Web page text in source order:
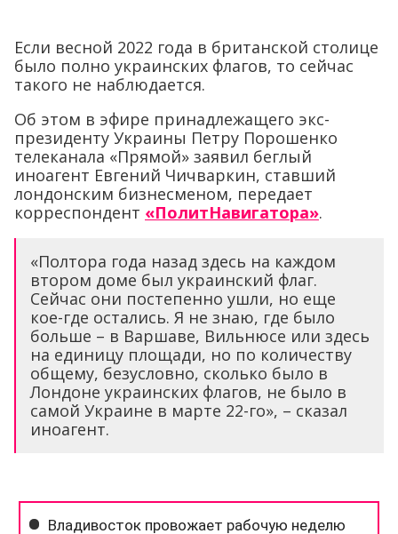
Если весной 2022 года в британской столице
было полно украинских флагов, то сейчас
такого не наблюдается.
Об этом в эфире принадлежащего экс-
президенту Украины Петру Порошенко
телеканала «Прямой» заявил беглый
иноагент Евгений Чичваркин, ставший
лондонским бизнесменом, передает
корреспондент «ПолитНавигатора».
«Полтора года назад здесь на каждом
втором доме был украинский флаг.
Сейчас они постепенно ушли, но еще
кое-где остались. Я не знаю, где было
больше – в Варшаве, Вильнюсе или здесь
на единицу площади, но по количеству
общему, безусловно, сколько было в
Лондоне украинских флагов, не было в
самой Украине в марте 22-го», – сказал
иноагент.